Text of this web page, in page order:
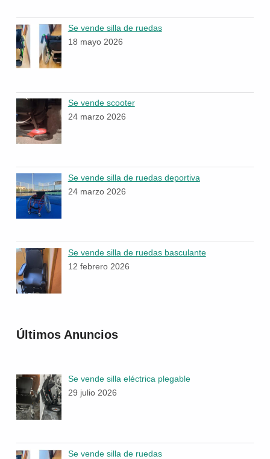
Se vende silla de ruedas
18 mayo 2026
Se vende scooter
24 marzo 2026
Se vende silla de ruedas deportiva
24 marzo 2026
Se vende silla de ruedas basculante
12 febrero 2026
Últimos Anuncios
Se vende silla eléctrica plegable
29 julio 2026
Se vende silla de ruedas